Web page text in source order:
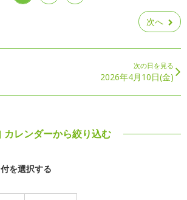
次へ
次の日を見る
2026年4月10日(金)
カレンダーから絞り込む
を選択する